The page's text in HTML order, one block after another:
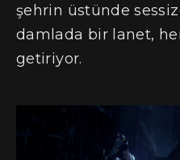
şehrin üstünde
damlada bir lanet,
getiriyor.